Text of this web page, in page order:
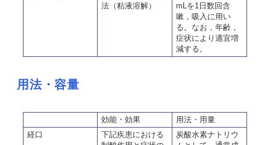
法（粘液溶解）
mLを1日数回含
嗽，吸入に用い
る。なお，年齢，
症状により適宜増
減する。
用法・容量
効能・効果
用法・用量
経口
下記疾患における
炭酸水素ナトリウ